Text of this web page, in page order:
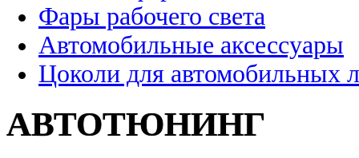
Фары рабочего света
Автомобильные аксессуары
Цоколи для автомобильных
АВТОТЮНИНГ